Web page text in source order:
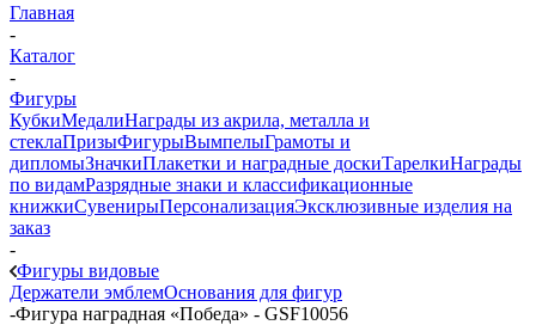
Главная
-
Каталог
-
Фигуры
КубкиМедалиНаграды из акрила, металла и
стеклаПризыФигурыВымпелыГрамоты и
дипломыЗначкиПлакетки и наградные доскиТарелкиНаграды
по видамРазрядные знаки и классификационные
книжкиСувенирыПерсонализацияЭксклюзивные изделия на
заказ
-
Фигуры видовые
Держатели эмблемОснования для фигур
-Фигура наградная «Победа» - GSF10056